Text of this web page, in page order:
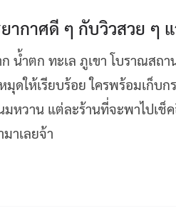
ากาศดี ๆ กับวิวสวย ๆ
น้ำตก ทะเล ภูเขา โบราณสถ
มุดให้เรียบร้อย ใครพร้อมเก็บ
หวาน แต่ละร้านที่จะพาไปเช็
าเลยจ้า